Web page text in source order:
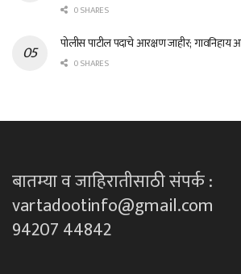
0 SHARES
पोलीस पाटील पदाचे आरक्षण जाहीर; गावनिहाय
0 SHARES
बातम्या व जाहिरातीसाठी संपर्क :
vartadootinfo@gmail.com
94207 44842